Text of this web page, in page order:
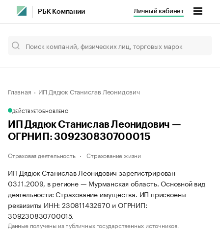
РБК Компании Личный кабинет
Главная ИП Дядюк Станислав Леонидович
ДЕЙСТВУЕТОБНОВЛЕНО
ИП Дядюк Станислав Леонидович —
ОГРНИП: 309230830700015
Страховая деятельность Страхование жизни
ИП Дядюк Станислав Леонидович зарегистрирован
03.11.2009, в регионе — Мурманская область. Основной вид
деятельности: Страхование имущества. ИП присвоены
реквизиты ИНН: 230811432670 и ОГРНИП:
309230830700015.
Данные получены из публичных государственных источников.